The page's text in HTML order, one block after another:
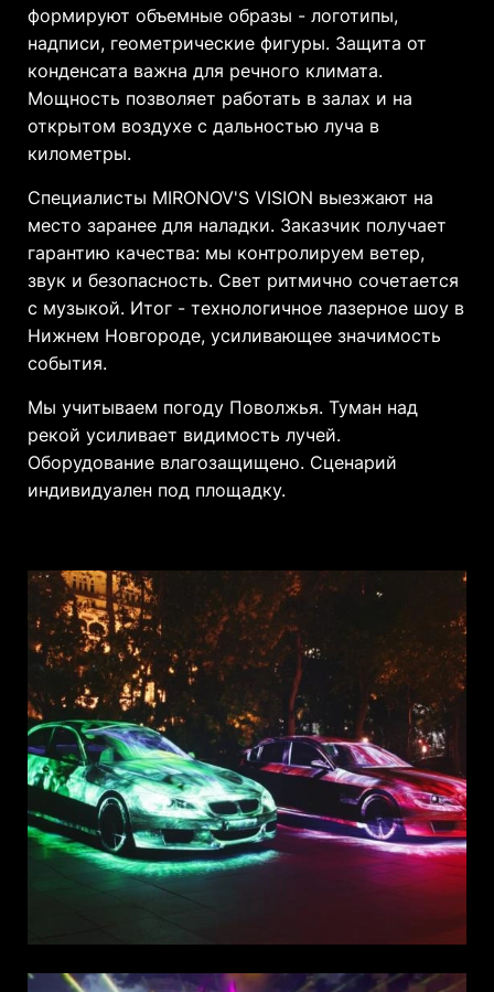
формируют объемные образы - логотипы,
надписи, геометрические фигуры. Защита от
конденсата важна для речного климата.
Мощность позволяет работать в залах и на
открытом воздухе с дальностью луча в
километры.
Специалисты MIRONOV'S VISION выезжают на
место заранее для наладки. Заказчик получает
гарантию качества: мы контролируем ветер,
звук и безопасность. Свет ритмично сочетается
с музыкой. Итог - технологичное лазерное шоу в
Нижнем Новгороде, усиливающее значимость
события.
Мы учитываем погоду Поволжья. Туман над
рекой усиливает видимость лучей.
Оборудование влагозащищено. Сценарий
индивидуален под площадку.